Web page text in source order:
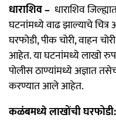
धाराशिव – धाराशिव
घटनांमध्ये वाढ झाल्याचे चित्र
घरफोडी, पीक चोरी, वाहन
आहेत. या घटनांमध्ये लाखो
पोलीस ठाण्यांमध्ये अज्ञात
करण्यात आले आहेत.
कळंबमध्ये लाखोंची घरफोडी: